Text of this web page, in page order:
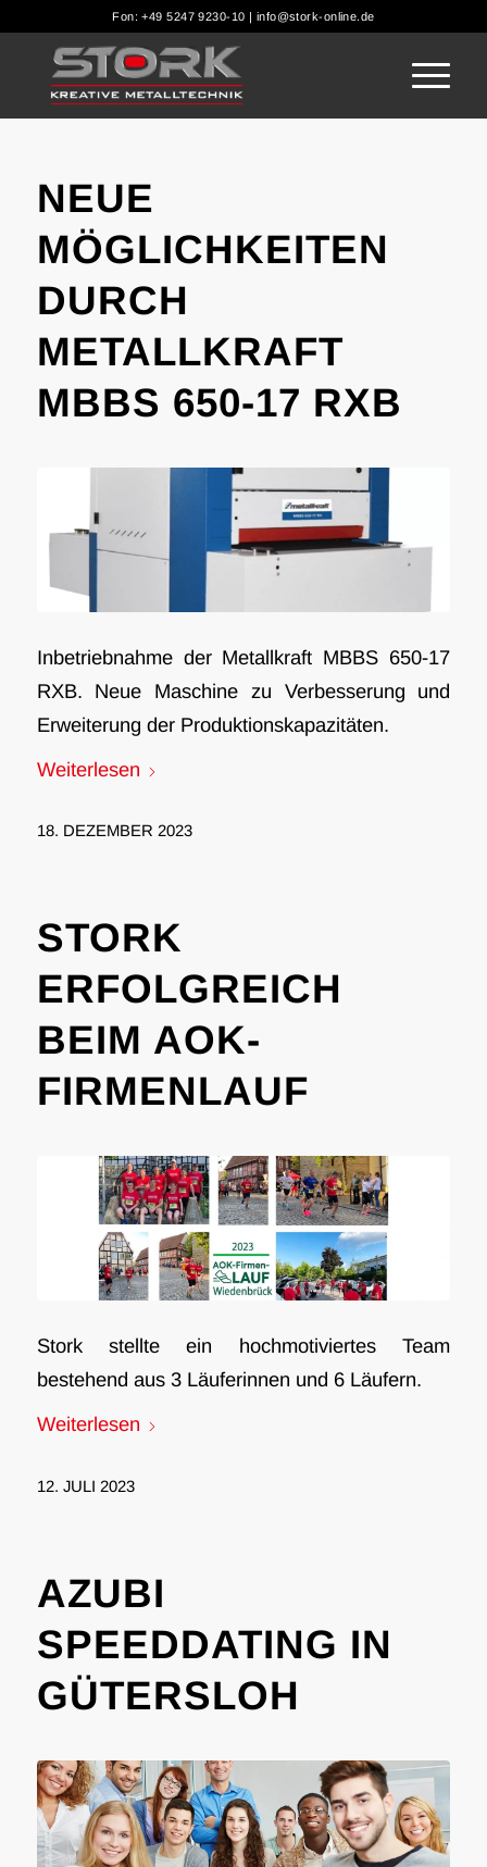
Fon: +49 5247 9230-10 | info@stork-online.de
NEUE
MÖGLICHKEITEN
DURCH
METALLKRAFT
MBBS 650-17 RXB
Inbetriebnahme der Metallkraft MBBS 650-17
RXB. Neue Maschine zu Verbesserung und
Erweiterung der Produktionskapazitäten.
Weiterlesen
18. DEZEMBER 2023
STORK
ERFOLGREICH
BEIM AOK-
FIRMENLAUF
Stork stellte ein hochmotiviertes Team
bestehend aus 3 Läuferinnen und 6 Läufern.
Weiterlesen
12. JULI 2023
AZUBI
SPEEDDATING IN
GÜTERSLOH